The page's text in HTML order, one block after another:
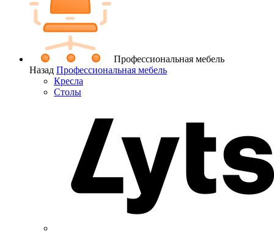
Профессиональная мебель
Назад Профессиональная мебель
Кресла
Столы